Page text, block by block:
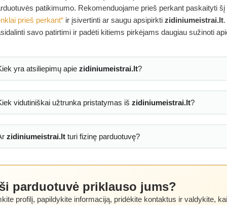
patikimumo. Rekomenduojame prieš perkant paskaityti šį
prieš perkant“ ir įsivertinti ar saugu apsipirkti zidiniumeistrai.lt
savo patirtimi ir padėti kitiems pirkėjams daugiau sužinoti
yra atsiliepimų apie zidiniumeistrai.lt?
vidutiniškai užtrunka pristatymas iš zidiniumeistrai.lt?
zidiniumeistrai.ltturi fizinę parduotuvę?
parduotuvė priklauso jums?
profilį, papildykite informaciją, pridėkite kontaktus ir valdykite,